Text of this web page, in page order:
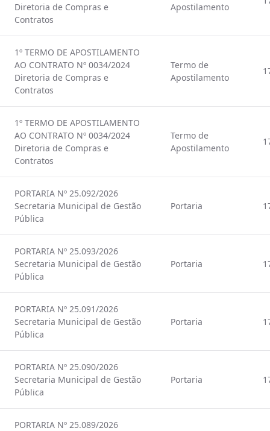
Diretoria de Compras e
Contratos
Apostilamento
1º TERMO DE APOSTILAMENTO
AO CONTRATO Nº 0034/2024
Diretoria de Compras e
Contratos
Termo de
Apostilamento
1º TERMO DE APOSTILAMENTO
AO CONTRATO Nº 0034/2024
Diretoria de Compras e
Contratos
Termo de
Apostilamento
PORTARIA Nº 25.092/2026
Secretaria Municipal de Gestão
Pública
Portaria
PORTARIA Nº 25.093/2026
Secretaria Municipal de Gestão
Pública
Portaria
PORTARIA Nº 25.091/2026
Secretaria Municipal de Gestão
Pública
Portaria
PORTARIA Nº 25.090/2026
Secretaria Municipal de Gestão
Pública
Portaria
PORTARIA Nº 25.089/2026